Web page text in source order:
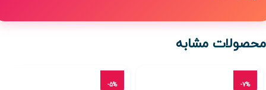
محصولات مشابه
-7%
-5%